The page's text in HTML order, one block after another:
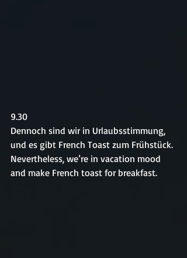
9.30
Dennoch sind wir in Urlaubsstimmung,
und es gibt French Toast zum Frühstück.
Nevertheless, we’re in vacation mood
and make French toast for breakfast.